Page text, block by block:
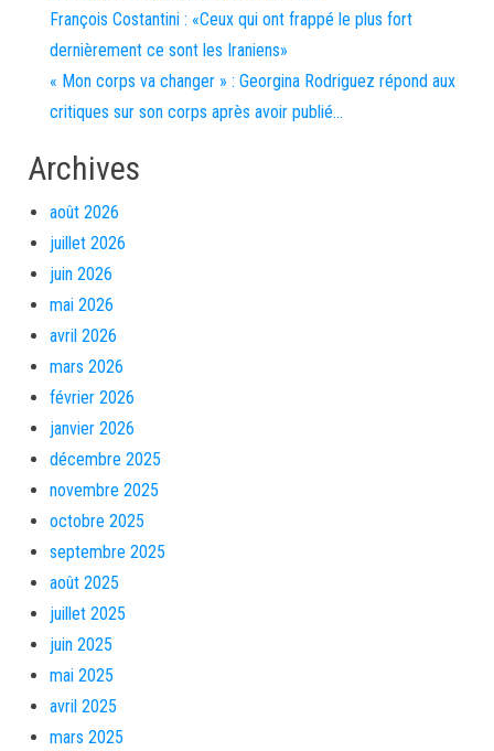
François Costantini : «Ceux qui ont frappé le plus fort
dernièrement ce sont les Iraniens»
« Mon corps va changer » : Georgina Rodriguez répond aux
critiques sur son corps après avoir publié…
Archives
août 2026
juillet 2026
juin 2026
mai 2026
avril 2026
mars 2026
février 2026
janvier 2026
décembre 2025
novembre 2025
octobre 2025
septembre 2025
août 2025
juillet 2025
juin 2025
mai 2025
avril 2025
mars 2025